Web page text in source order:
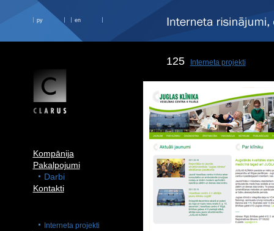
ру en
Kompānija
Pakalpojumi
Darbi
Kontakti
Interneta projekti
125 Interneta projekti